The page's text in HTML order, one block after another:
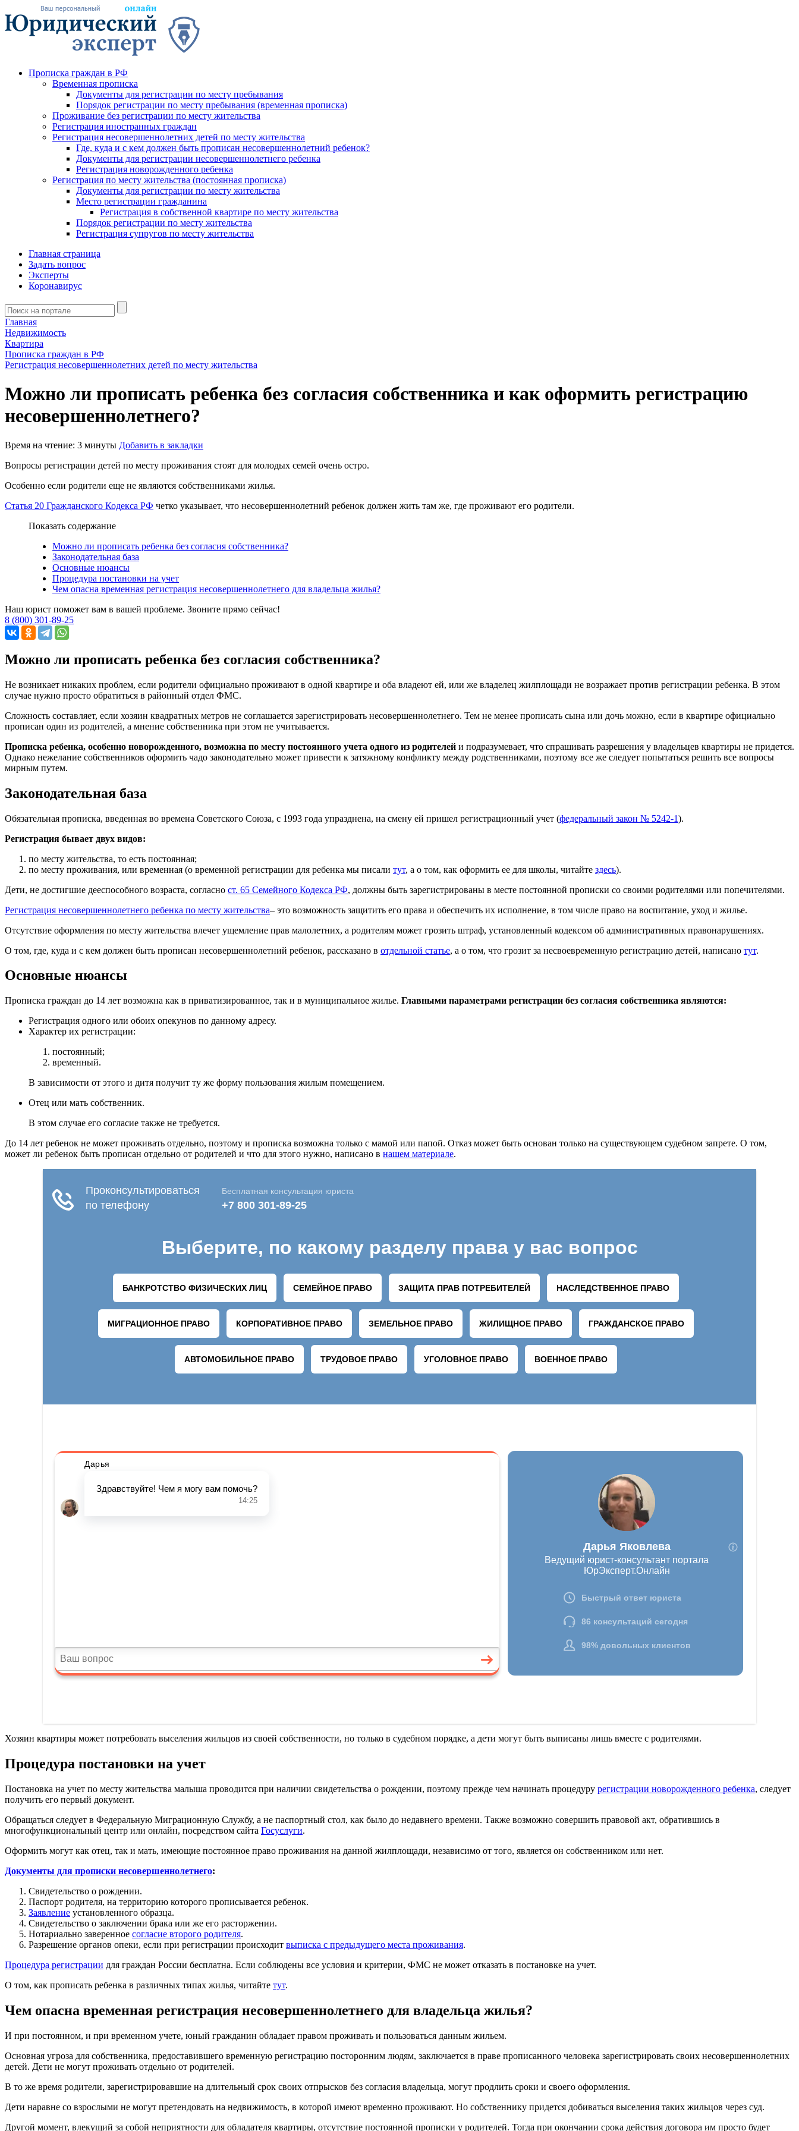
Прописка граждан в РФ
Временная прописка
Документы для регистрации по месту пребывания
Порядок регистрации по месту пребывания (временная прописка)
Проживание без регистрации по месту жительства
Регистрация иностранных граждан
Регистрация несовершеннолетних детей по месту жительства
Где, куда и с кем должен быть прописан несовершеннолетний ребенок?
Документы для регистрации несовершеннолетнего ребенка
Регистрация новорожденного ребенка
Регистрация по месту жительства (постоянная прописка)
Документы для регистрации по месту жительства
Место регистрации гражданина
Регистрация в собственной квартире по месту жительства
Порядок регистрации по месту жительства
Регистрация супругов по месту жительства
Главная страница
Задать вопрос
Эксперты
Коронавирус
Главная
Недвижимость
Квартира
Прописка граждан в РФ
Регистрация несовершеннолетних детей по месту жительства
Можно ли прописать ребенка без согласия собственника и как оформить регистрацию
несовершеннолетнего?
Время на чтение: 3 минуты Добавить в закладки
Вопросы регистрации детей по месту проживания стоят для молодых семей очень остро.
Особенно если родители еще не являются собственниками жилья.
Статья 20 Гражданского Кодекса РФ четко указывает, что несовершеннолетний ребенок должен жить там же, где проживают его родители.
Показать содержание
Можно ли прописать ребенка без согласия собственника?
Законодательная база
Основные нюансы
Процедура постановки на учет
Чем опасна временная регистрация несовершеннолетнего для владельца жилья?
Наш юрист поможет вам в вашей проблеме. Звоните прямо сейчас!
8 (800) 301-89-25
Можно ли прописать ребенка без согласия собственника?
Не возникает никаких проблем, если родители официально проживают в одной квартире и оба владеют ей, или же владелец жилплощади не возражает против регистрации ребенка. В этом
случае нужно просто обратиться в районный отдел ФМС.
Сложность составляет, если хозяин квадратных метров не соглашается зарегистрировать несовершеннолетнего. Тем не менее прописать сына или дочь можно, если в квартире официально
прописан один из родителей, а мнение собственника при этом не учитывается.
Прописка ребенка, особенно новорожденного, возможна по месту постоянного учета одного из родителей и подразумевает, что спрашивать разрешения у владельцев квартиры не придется.
Однако нежелание собственников оформить чадо законодательно может привести к затяжному конфликту между родственниками, поэтому все же следует попытаться решить все вопросы
мирным путем.
Законодательная база
Обязательная прописка, введенная во времена Советского Союза, с 1993 года упразднена, на смену ей пришел регистрационный учет (федеральный закон № 5242-1).
Регистрация бывает двух видов:
по месту жительства, то есть постоянная;
по месту проживания, или временная (о временной регистрации для ребенка мы писали тут, а о том, как оформить ее для школы, читайте здесь).
Дети, не достигшие дееспособного возраста, согласно ст. 65 Семейного Кодекса РФ, должны быть зарегистрированы в месте постоянной прописки со своими родителями или попечителями.
Регистрация несовершеннолетнего ребенка по месту жительства– это возможность защитить его права и обеспечить их исполнение, в том числе право на воспитание, уход и жилье.
Отсутствие оформления по месту жительства влечет ущемление прав малолетних, а родителям может грозить штраф, установленный кодексом об административных правонарушениях.
О том, где, куда и с кем должен быть прописан несовершеннолетний ребенок, рассказано в отдельной статье, а о том, что грозит за несвоевременную регистрацию детей, написано тут.
Основные нюансы
Прописка граждан до 14 лет возможна как в приватизированное, так и в муниципальное жилье. Главными параметрами регистрации без согласия собственника являются:
Регистрация одного или обоих опекунов по данному адресу.
Характер их регистрации:
постоянный;
временный.
В зависимости от этого и дитя получит ту же форму пользования жилым помещением.
Отец или мать собственник.
В этом случае его согласие также не требуется.
До 14 лет ребенок не может проживать отдельно, поэтому и прописка возможна только с мамой или папой. Отказ может быть основан только на существующем судебном запрете. О том,
может ли ребенок быть прописан отдельно от родителей и что для этого нужно, написано в нашем материале.
Хозяин квартиры может потребовать выселения жильцов из своей собственности, но только в судебном порядке, а дети могут быть выписаны лишь вместе с родителями.
Процедура постановки на учет
Постановка на учет по месту жительства малыша проводится при наличии свидетельства о рождении, поэтому прежде чем начинать процедуру регистрации новорожденного ребенка, следует
получить его первый документ.
Обращаться следует в Федеральную Миграционную Службу, а не паспортный стол, как было до недавнего времени. Также возможно совершить правовой акт, обратившись в
многофункциональный центр или онлайн, посредством сайта Госуслуги.
Оформить могут как отец, так и мать, имеющие постоянное право проживания на данной жилплощади, независимо от того, является он собственником или нет.
Документы для прописки несовершеннолетнего:
Свидетельство о рождении.
Паспорт родителя, на территорию которого прописывается ребенок.
Заявление установленного образца.
Свидетельство о заключении брака или же его расторжении.
Нотариально заверенное согласие второго родителя.
Разрешение органов опеки, если при регистрации происходит выписка с предыдущего места проживания.
Процедура регистрации для граждан России бесплатна. Если соблюдены все условия и критерии, ФМС не может отказать в постановке на учет.
О том, как прописать ребенка в различных типах жилья, читайте тут.
Чем опасна временная регистрация несовершеннолетнего для владельца жилья?
И при постоянном, и при временном учете, юный гражданин обладает правом проживать и пользоваться данным жильем.
Основная угроза для собственника, предоставившего временную регистрацию посторонним людям, заключается в праве прописанного человека зарегистрировать своих несовершеннолетних
детей. Дети не могут проживать отдельно от родителей.
В то же время родители, зарегистрировавшие на длительный срок своих отпрысков без согласия владельца, могут продлить сроки и своего оформления.
Дети наравне со взрослыми не могут претендовать на недвижимость, в которой имеют временно проживают. Но собственнику придется добиваться выселения таких жильцов через суд.
Другой момент, влекущий за собой неприятности для обладателя квартиры, отсутствие постоянной прописки у родителей. Тогда при окончании срока действия договора им просто будет